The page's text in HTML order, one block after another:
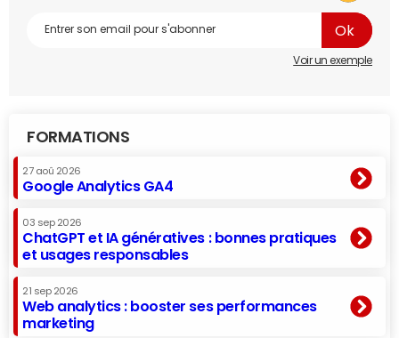
Voir un exemple
FORMATIONS
27 aoû 2026
Google Analytics GA4
03 sep 2026
ChatGPT et IA génératives : bonnes pratiques
et usages responsables
21 sep 2026
Web analytics : booster ses performances
marketing